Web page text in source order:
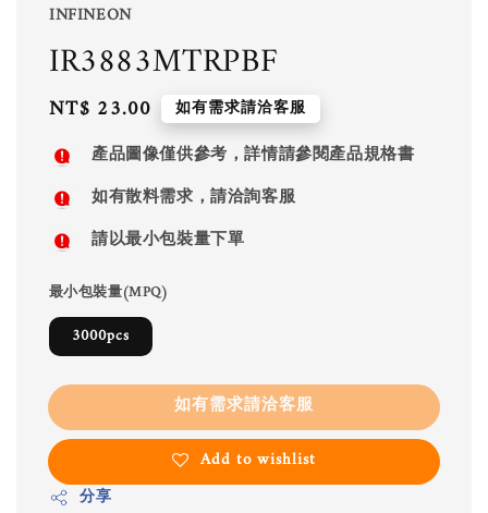
INFINEON
IR3883MTRPBF
Regular
price
NT$ 23.00 如有需求請洽客服
產品圖像僅供參考，詳情請參閱產品規格書
如有散料需求，請洽詢客服
請以最小包裝量下單
最小包裝量(MPQ)
3000pcs
如有需求請洽客服
Add to wishlist
分享